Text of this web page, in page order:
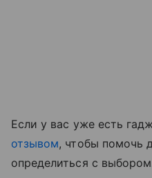
Если у вас уже есть
отзывом, чтобы помочь
определиться с